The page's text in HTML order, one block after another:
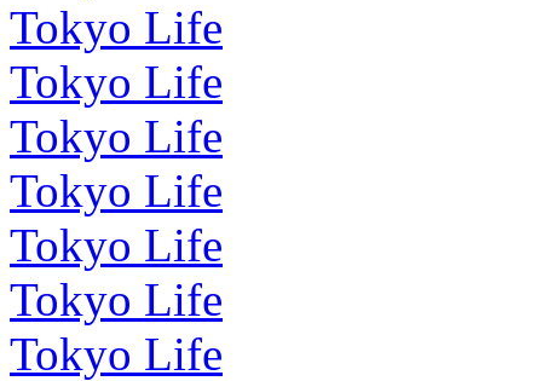
Tokyo Life
Tokyo Life
Tokyo Life
Tokyo Life
Tokyo Life
Tokyo Life
Tokyo Life